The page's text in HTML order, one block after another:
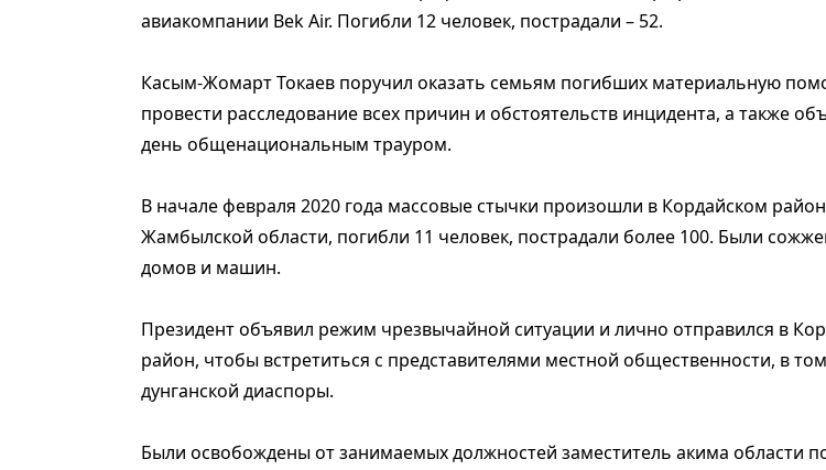
авиакомпании Bek Air. Погибли 12 человек, пострадали – 52.
Касым-Жомарт Токаев поручил оказать семьям погибших материальную
провести расследование всех причин и обстоятельств инцидента, а также
день общенациональным трауром.
В начале февраля 2020 года массовые стычки произошли в Кордайском
Жамбылской области, погибли 11 человек, пострадали более 100. Были
домов и машин.
Президент объявил режим чрезвычайной ситуации и лично отправился в
район, чтобы встретиться с представителями местной общественности, в
дунганской диаспоры.
Были освобождены от занимаемых должностей заместитель акима области